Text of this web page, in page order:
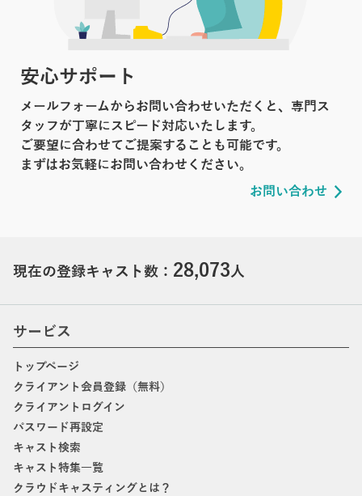
安心サポート
メールフォームからお問い合わせいただくと、専門ス
タッフが丁寧にスピード対応いたします。
ご要望に合わせてご提案することも可能です。
まずはお気軽にお問い合わせください。
お問い合わせ
現在の登録キャスト数： 28,073人
サービス
トップページ
クライアント会員登録（無料）
クライアントログイン
パスワード再設定
キャスト検索
キャスト特集一覧
クラウドキャスティングとは？